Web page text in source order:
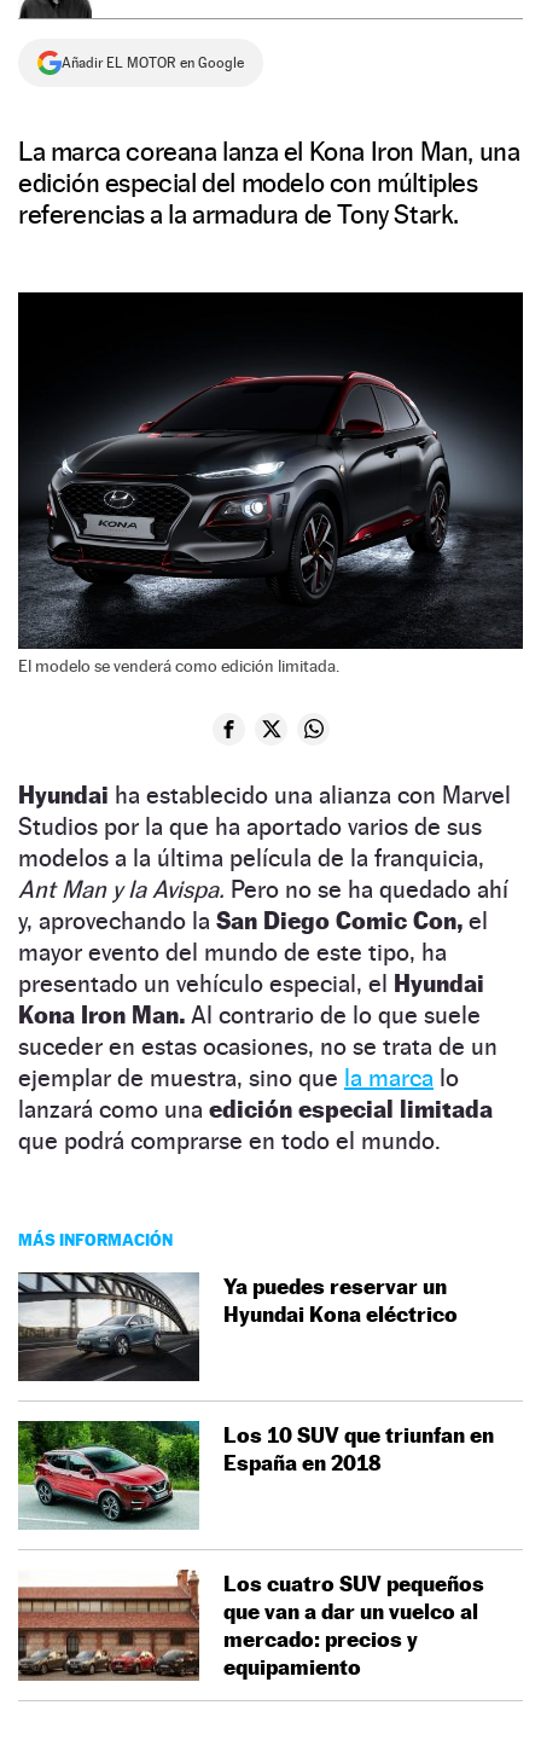
Añadir EL MOTOR en Google
La marca coreana lanza el Kona Iron Man, una
edición especial del modelo con múltiples
referencias a la armadura de Tony Stark.
El modelo se venderá como edición limitada.
Hyundai ha establecido una alianza con Marvel
Studios por la que ha aportado varios de sus
modelos a la última película de la franquicia,
Ant Man y la Avispa. Pero no se ha quedado ahí
y, aprovechando la San Diego Comic Con, el
mayor evento del mundo de este tipo, ha
presentado un vehículo especial, el Hyundai
Kona Iron Man. Al contrario de lo que suele
suceder en estas ocasiones, no se trata de un
ejemplar de muestra, sino que la marca lo
lanzará como una edición especial limitada
que podrá comprarse en todo el mundo.
MÁS INFORMACIÓN
Ya puedes reservar un
Hyundai Kona eléctrico
Los 10 SUV que triunfan en
España en 2018
Los cuatro SUV pequeños
que van a dar un vuelco al
mercado: precios y
equipamiento